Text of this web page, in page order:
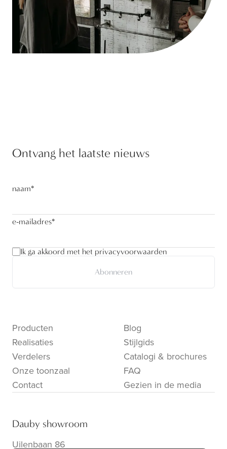
Ontvang het laatste nieuws
naam*
e-mailadres*
Ik ga akkoord met het privacyvoorwaarden
Abonneren
Producten
Realisaties
Verdelers
Onze toonzaal
Contact
Blog
Stijlgids
Catalogi & brochures
FAQ
Gezien in de media
Dauby showroom
Uilenbaan 86